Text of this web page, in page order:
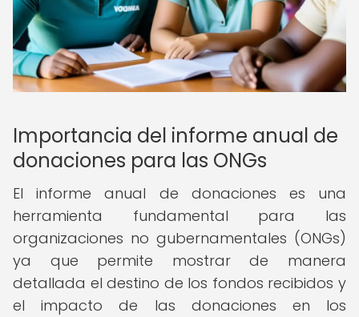
Importancia del informe anual de
donaciones para las ONGs
El informe anual de donaciones es una
herramienta fundamental para las
organizaciones no gubernamentales (ONGs)
ya que permite mostrar de manera
detallada el destino de los fondos recibidos y
el impacto de las donaciones en los